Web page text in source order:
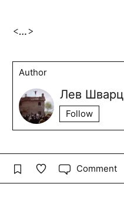
<…>
Author
Лев Шварц
Follow
Comment